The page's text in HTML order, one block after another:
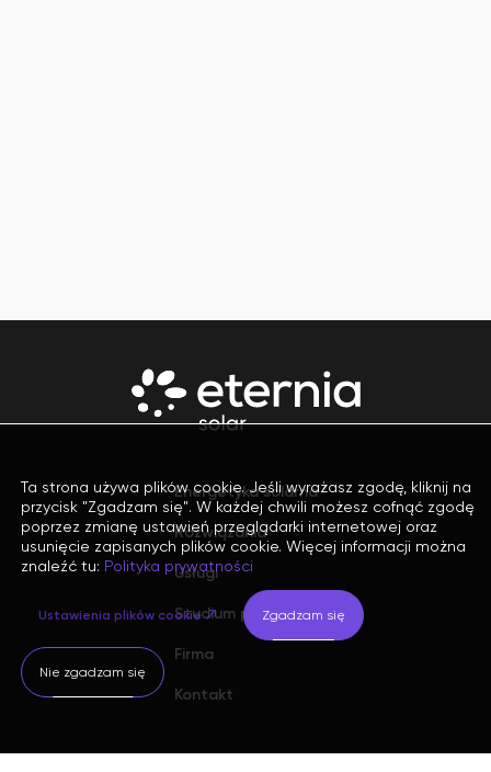
Energetyka solarna
Rozwiązania
Usługi
Studium przypadku
Firma
Kontakt
Ta strona używa plików cookie. Jeśli wyrażasz zgodę, kliknij na
przycisk "Zgadzam się". W każdej chwili możesz cofnąć zgodę
poprzez zmianę ustawień przeglądarki internetowej oraz
usunięcie zapisanych plików cookie. Więcej informacji można
znaleźć tu: Polityka prywatności
Zgadzam się
Nie zgadzam się
Ustawienia plików cookie